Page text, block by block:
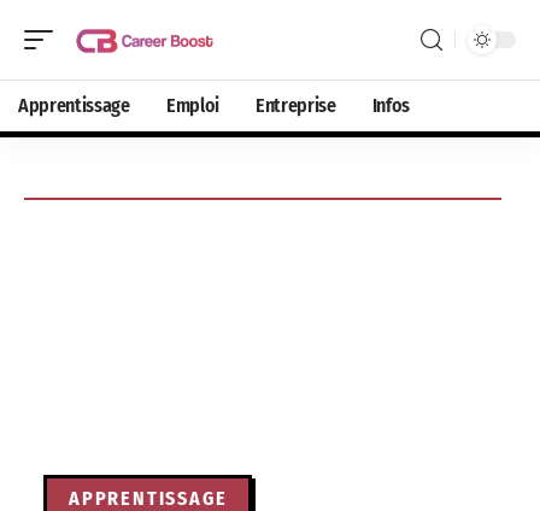
Apprentissage Emploi Entreprise Infos
APPRENTISSAGE